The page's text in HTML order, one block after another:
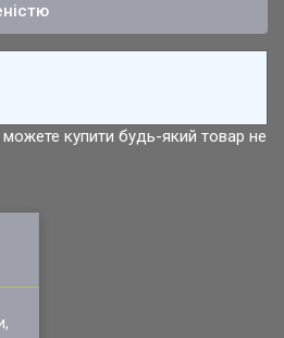
можете купити будь-який товар не